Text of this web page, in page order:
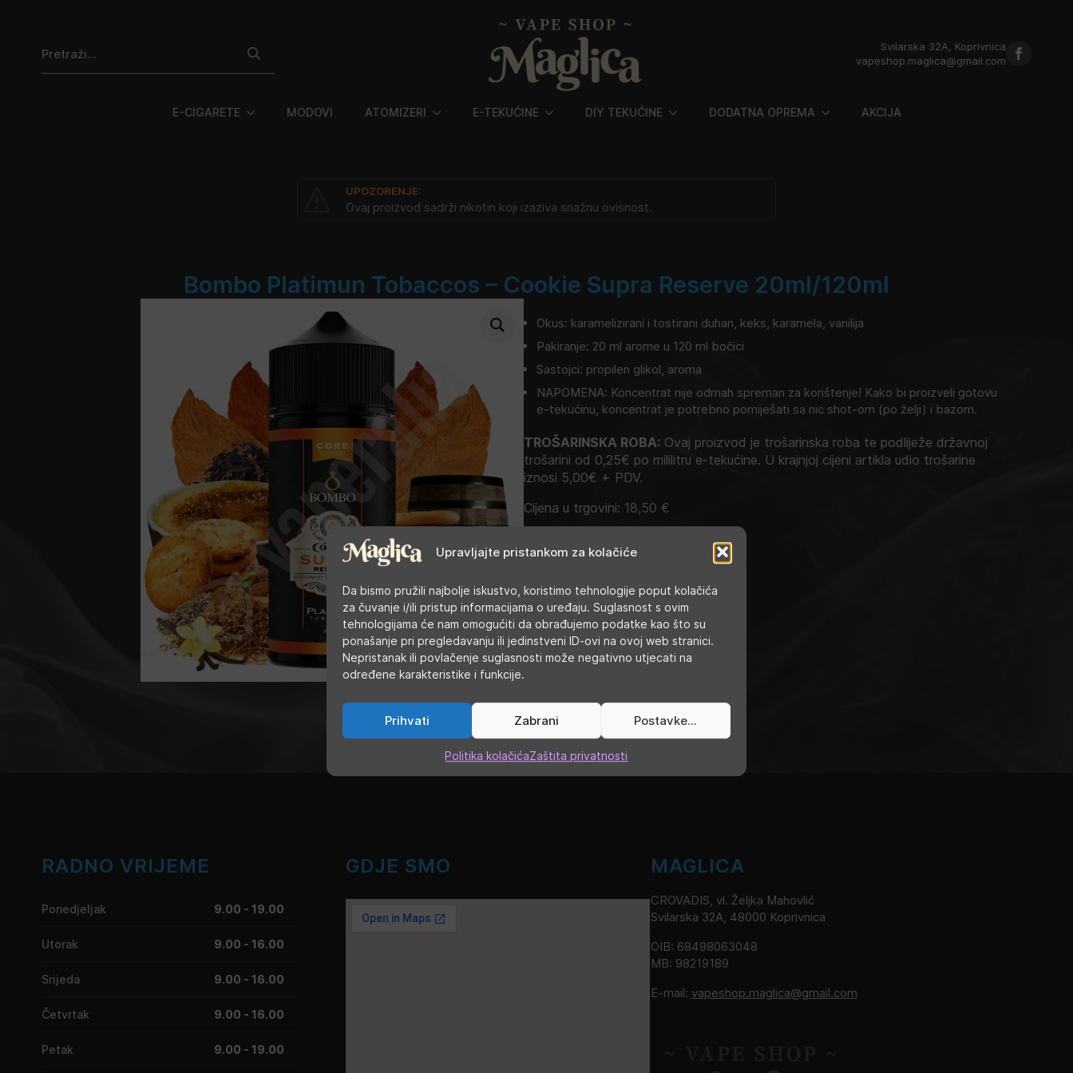
Upravljajte pristankom za kolačiće
Da bismo pružili najbolje iskustvo, koristimo tehnologije poput kolačića
za čuvanje i/ili pristup informacijama o uređaju. Suglasnost s ovim
tehnologijama će nam omogućiti da obrađujemo podatke kao što su
ponašanje pri pregledavanju ili jedinstveni ID-ovi na ovoj web stranici.
Nepristanak ili povlačenje suglasnosti može negativno utjecati na
određene karakteristike i funkcije.
Prihvati Zabrani Postavke...
Politika kolačićaZaštita privatnosti
Svilarska 32A, Koprivnica
vapeshop.maglica@gmail.com
E-CIGARETE MODOVI ATOMIZERI E-TEKUĆINE DIY TEKUĆINE DODATNA OPREMA AKCIJA
UPOZORENJE:
Ovaj proizvod sadrži nikotin koji izaziva snažnu ovisnost.
Bombo Platimun Tobaccos – Cookie Supra Reserve 20ml/120ml
Okus: karamelizirani i tostirani duhan, keks, karamela, vanilija
Pakiranje: 20 ml arome u 120 ml bočici
Sastojci: propilen glikol, aroma
NAPOMENA: Koncentrat nije odmah spreman za korištenje! Kako bi proizveli gotovu
e-tekućinu, koncentrat je potrebno pomiješati sa nic shot-om (po želji) i bazom.
TROŠARINSKA ROBA: Ovaj proizvod je trošarinska roba te podliježe državnoj
trošarini od 0,25€ po mililitru e-tekućine. U krajnjoj cijeni artikla udio trošarine
iznosi 5,00€ + PDV.
Cijena u trgovini: 18,50 €
Kategorije:Arome,DIY tekućine
RADNO VRIJEME
Ponedjeljak 9.00 - 19.00
Utorak 9.00 - 16.00
Srijeda 9.00 - 16.00
Četvrtak 9.00 - 16.00
Petak 9.00 - 19.00
GDJE SMO MAGLICA
CROVADIS, vl. Željka Mahovlić
Svilarska 32A, 48000 Koprivnica
OIB: 68498063048
MB: 98219189
E-mail: vapeshop.maglica@gmail.com